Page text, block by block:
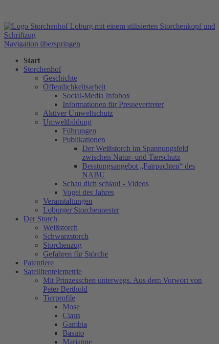
Navigation überspringen
Start
Storchenhof
Geschichte
Öffentlichkeitsarbeit
Social-Media Infobox
Informationen für Pressevertreter
Aktiver Umweltschutz
Umweltbildung
Führungen
Publikationen
Der Weißstorch im Spannungsfeld
zwischen Natur- und Tierschutz
Beratungsangebot „Fairpachten“ des
NABU
Schau dich schlau! - Videos
Vogel des Jahres
Veranstaltungen
Loburger Storchennester
Der Storch
Weißstorch
Schwarzstorch
Storchenzug
Gefahren für Störche
Patentiere
Satellitentelemetrie
Mit Prinzesschen unterwegs. Aus dem Vorwort von
Peter Berthold
Tierprofile
Mose
Claus
Gambia
Basuto
Marianne